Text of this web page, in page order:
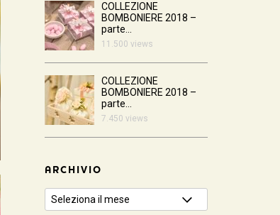
COLLEZIONE
BOMBONIERE 2018 –
parte...
11.500 views
COLLEZIONE
BOMBONIERE 2018 –
parte...
7.450 views
ARCHIVIO